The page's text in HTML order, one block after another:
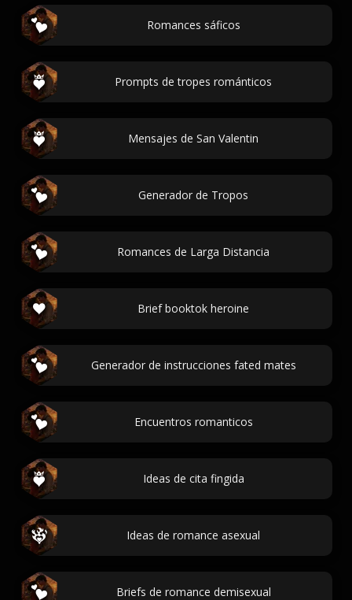
Romances sáficos
Prompts de tropes románticos
Mensajes de San Valentin
Generador de Tropos
Romances de Larga Distancia
Brief booktok heroine
Generador de instrucciones fated mates
Encuentros romanticos
Ideas de cita fingida
Ideas de romance asexual
Briefs de romance demisexual